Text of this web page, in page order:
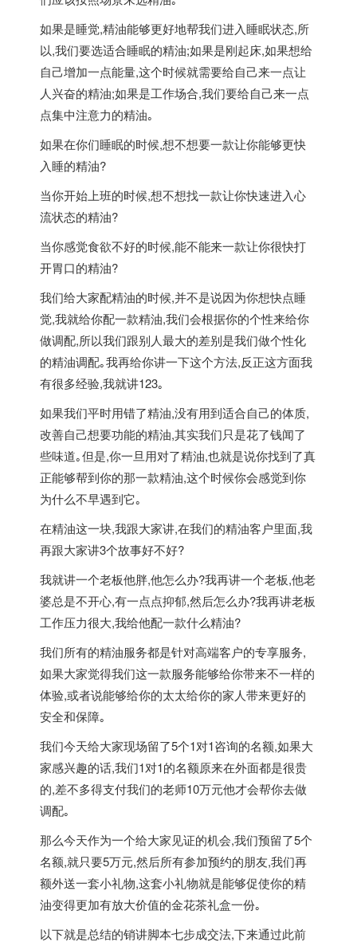
如果是睡觉,精油能够更好地帮我们进入睡眠状态,所
以,我们要选适合睡眠的精油;如果是刚起床,如果想给
自己增加一点能量,这个时候就需要给自己来一点让
人兴奋的精油;如果是工作场合,我们要给自己来一点
点集中注意力的精油｡
如果在你们睡眠的时候,想不想要一款让你能够更快
入睡的精油?
当你开始上班的时候,想不想找一款让你快速进入心
流状态的精油?
当你感觉食欲不好的时候,能不能来一款让你很快打
开胃口的精油?
我们给大家配精油的时候,并不是说因为你想快点睡
觉,我就给你配一款精油,我们会根据你的个性来给你
做调配,所以我们跟别人最大的差别是我们做个性化
的精油调配｡我再给你讲一下这个方法,反正这方面我
有很多经验,我就讲123｡
如果我们平时用错了精油,没有用到适合自己的体质,
改善自己想要功能的精油,其实我们只是花了钱闻了
些味道｡但是,你一旦用对了精油,也就是说你找到了真
正能够帮到你的那一款精油,这个时候你会感觉到你
为什么不早遇到它｡
在精油这一块,我跟大家讲,在我们的精油客户里面,我
再跟大家讲3个故事好不好?
我就讲一个老板他胖,他怎么办?我再讲一个老板,他老
婆总是不开心,有一点点抑郁,然后怎么办?我再讲老板
工作压力很大,我给他配一款什么精油?
我们所有的精油服务都是针对高端客户的专享服务,
如果大家觉得我们这一款服务能够给你带来不一样的
体验,或者说能够给你的太太给你的家人带来更好的
安全和保障｡
我们今天给大家现场留了5个1对1咨询的名额,如果大
家感兴趣的话,我们1对1的名额原来在外面都是很贵
的,差不多得支付我们的老师10万元他才会帮你去做
调配｡
那么今天作为一个给大家见证的机会,我们预留了5个
名额,就只要5万元,然后所有参加预约的朋友,我们再
额外送一套小礼物,这套小礼物就是能够促使你的精
油变得更加有放大价值的金花茶礼盒一份｡
以下就是总结的销讲脚本七步成交法,下来通过此前